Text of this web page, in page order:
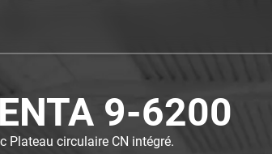
9-6200
Avec une grande table de fête.